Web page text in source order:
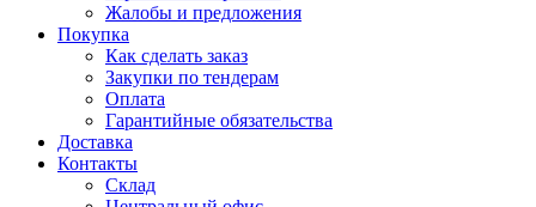
Жалобы и предложения
Покупка
Как сделать заказ
Закупки по тендерам
Оплата
Гарантийные обязательства
Доставка
Контакты
Склад